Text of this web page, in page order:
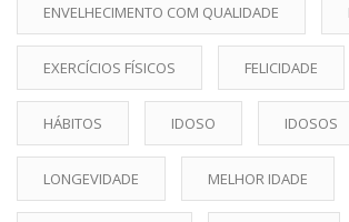
ENVELHECIMENTO COM QUALIDADE
EXERCÍCIOS FÍSICOS FELICIDADE
HÁBITOS IDOSO IDOSOS
LONGEVIDADE MELHOR IDADE